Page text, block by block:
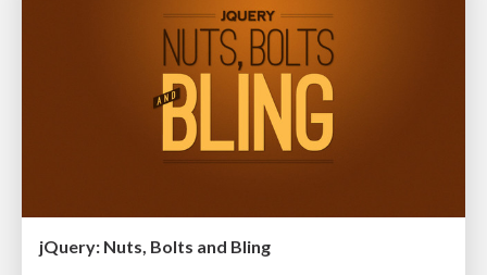
jQuery: Nuts, Bolts and Bling